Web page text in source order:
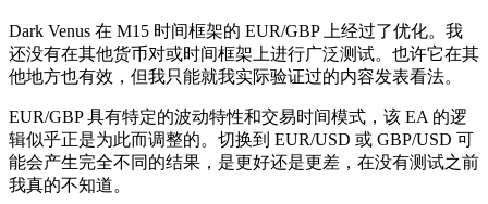
Dark Venus 在 M15 时间框架的 EUR/GBP 上经过了优化。我
还没有在其他货币对或时间框架上进行广泛测试。也许它在其
他地方也有效，但我只能就我实际验证过的内容发表看法。
EUR/GBP 具有特定的波动特性和交易时间模式，该 EA 的逻
辑似乎正是为此而调整的。切换到 EUR/USD 或 GBP/USD 可
能会产生完全不同的结果，是更好还是更差，在没有测试之前
我真的不知道。